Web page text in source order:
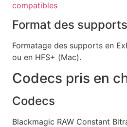
compatibles
Format des supports
Formatage des supports en
ou en HFS+ (Mac).
Codecs pris en
Codecs
Blackmagic RAW Constant